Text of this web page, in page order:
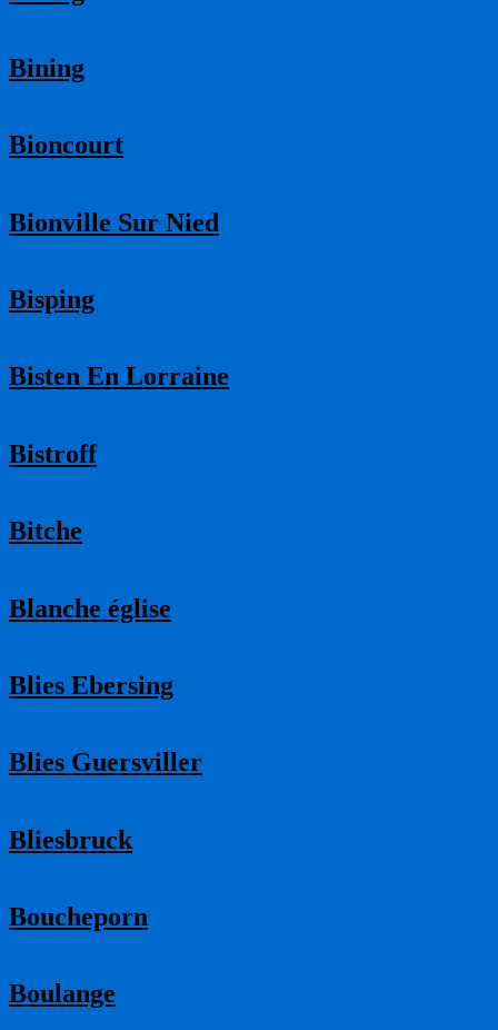
Bining
Bioncourt
Bionville Sur Nied
Bisping
Bisten En Lorraine
Bistroff
Bitche
Blanche église
Blies Ebersing
Blies Guersviller
Bliesbruck
Boucheporn
Boulange